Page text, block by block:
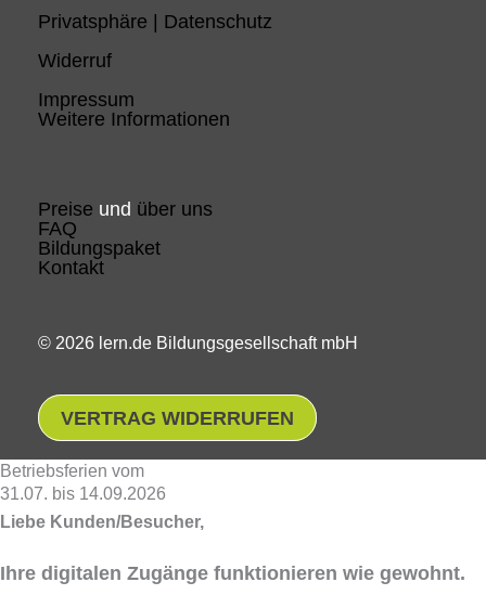
Privatsphäre | Datenschutz
Widerruf
Impressum
Weitere Informationen
Preise und über uns
FAQ
Bildungspaket
Kontakt
© 2026 lern.de Bildungsgesellschaft mbH
VERTRAG WIDERRUFEN
Betriebsferien vom
31.07. bis 14.09.2026
Liebe Kunden/Besucher,
Ihre digitalen Zugänge funktionieren wie gewohnt.